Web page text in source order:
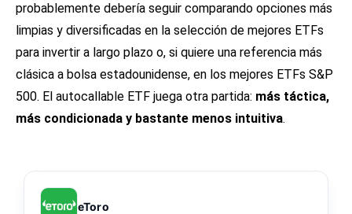
probablemente debería seguir comparando opciones más
limpias y diversificadas en la selección de mejores ETFs
para invertir a largo plazo o, si quiere una referencia más
clásica a bolsa estadounidense, en los mejores ETFs S&P
500. El autocallable ETF juega otra partida: más táctica,
más condicionada y bastante menos intuitiva.
eToro